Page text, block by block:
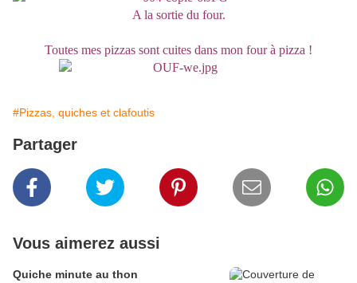
A la sortie du four.
Toutes mes pizzas sont cuites dans mon four à pizza !
#Pizzas, quiches et clafoutis
Partager
Vous aimerez aussi
Quiche minute au thon